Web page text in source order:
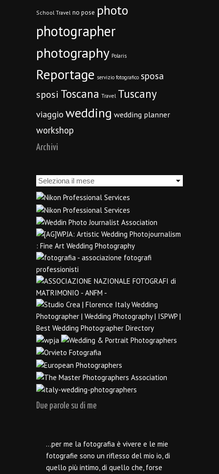
School Travel no pose photo
photographer
photography Polaris
Reportage servizio fotografico sposa
sposi Toscana Travel Tuscany
viaggio wedding wedding planner
workshop
Archivi
Archivi
Due parole su di me
…per me la fotografia è vivere e le mie
fotografie sono un riflesso del mio io, di
quello più intimo, di quello che, forse